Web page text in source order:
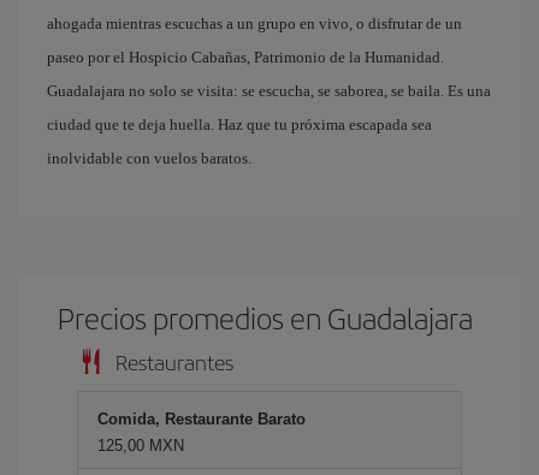
ahogada mientras escuchas a un grupo en vivo, o disfrutar de un
paseo por el Hospicio Cabañas, Patrimonio de la Humanidad.
Guadalajara no solo se visita: se escucha, se saborea, se baila. Es una
ciudad que te deja huella. Haz que tu próxima escapada sea
inolvidable con vuelos baratos.
Precios promedios en Guadalajara
Restaurantes
Comida, Restaurante Barato
125,00 MXN